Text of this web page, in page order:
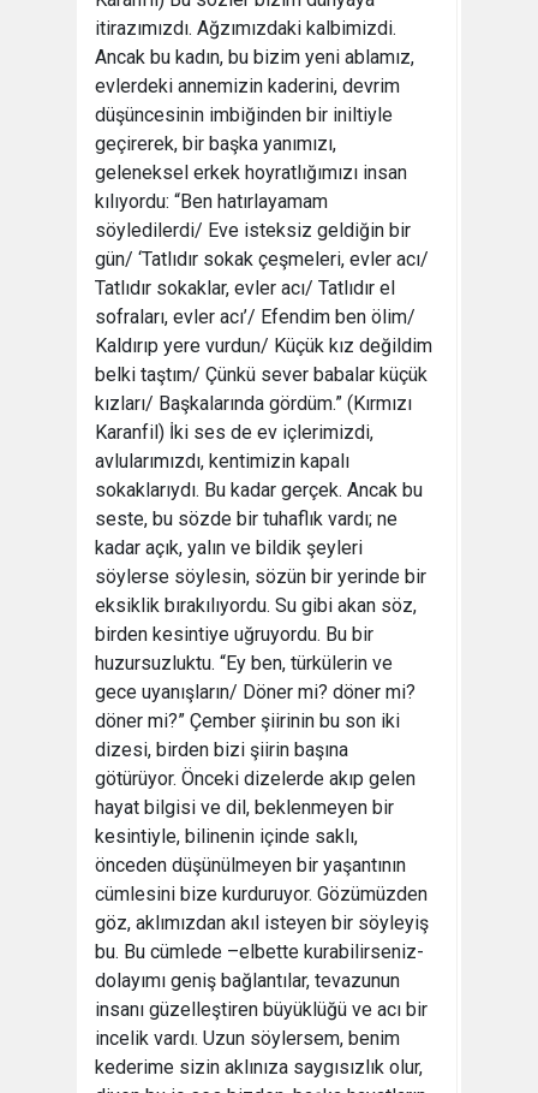
itirazımızdı. Ağzımızdaki kalbimizdi.
Ancak bu kadın, bu bizim yeni ablamız,
evlerdeki annemizin kaderini, devrim
düşüncesinin imbiğinden bir iniltiyle
geçirerek, bir başka yanımızı,
geleneksel erkek hoyratlığımızı insan
kılıyordu: “Ben hatırlayamam
söyledilerdi/ Eve isteksiz geldiğin bir
gün/ ‘Tatlıdır sokak çeşmeleri, evler acı/
Tatlıdır sokaklar, evler acı/ Tatlıdır el
sofraları, evler acı’/ Efendim ben ölim/
Kaldırıp yere vurdun/ Küçük kız değildim
belki taştım/ Çünkü sever babalar küçük
kızları/ Başkalarında gördüm.” (Kırmızı
Karanfil) İki ses de ev içlerimizdi,
avlularımızdı, kentimizin kapalı
sokaklarıydı. Bu kadar gerçek. Ancak bu
seste, bu sözde bir tuhaflık vardı; ne
kadar açık, yalın ve bildik şeyleri
söylerse söylesin, sözün bir yerinde bir
eksiklik bırakılıyordu. Su gibi akan söz,
birden kesintiye uğruyordu. Bu bir
huzursuzluktu. “Ey ben, türkülerin ve
gece uyanışların/ Döner mi? döner mi?
döner mi?” Çember şiirinin bu son iki
dizesi, birden bizi şiirin başına
götürüyor. Önceki dizelerde akıp gelen
hayat bilgisi ve dil, beklenmeyen bir
kesintiyle, bilinenin içinde saklı,
önceden düşünülmeyen bir yaşantının
cümlesini bize kurduruyor. Gözümüzden
göz, aklımızdan akıl isteyen bir söyleyiş
bu. Bu cümlede –elbette kurabilirseniz-
dolayımı geniş bağlantılar, tevazunun
insanı güzelleştiren büyüklüğü ve acı bir
incelik vardı. Uzun söylersem, benim
kederime sizin aklınıza saygısızlık olur,